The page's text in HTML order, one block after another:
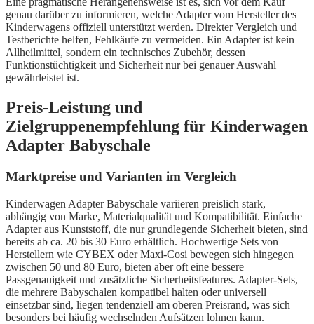
genau darüber zu informieren, welche Adapter vom Hersteller des
Kinderwagens offiziell unterstützt werden. Direkter Vergleich und
Testberichte helfen, Fehlkäufe zu vermeiden. Ein Adapter ist kein
Allheilmittel, sondern ein technisches Zubehör, dessen
Funktionstüchtigkeit und Sicherheit nur bei genauer Auswahl
gewährleistet ist.
Preis-Leistung und
Zielgruppenempfehlung für Kinderwagen
Adapter Babyschale
Marktpreise und Varianten im Vergleich
Kinderwagen Adapter Babyschale variieren preislich stark,
abhängig von Marke, Materialqualität und Kompatibilität. Einfache
Adapter aus Kunststoff, die nur grundlegende Sicherheit bieten, sind
bereits ab ca. 20 bis 30 Euro erhältlich. Hochwertige Sets von
Herstellern wie CYBEX oder Maxi-Cosi bewegen sich hingegen
zwischen 50 und 80 Euro, bieten aber oft eine bessere
Passgenauigkeit und zusätzliche Sicherheitsfeatures. Adapter-Sets,
die mehrere Babyschalen kompatibel halten oder universell
einsetzbar sind, liegen tendenziell am oberen Preisrand, was sich
besonders bei häufig wechselnden Aufsätzen lohnen kann.